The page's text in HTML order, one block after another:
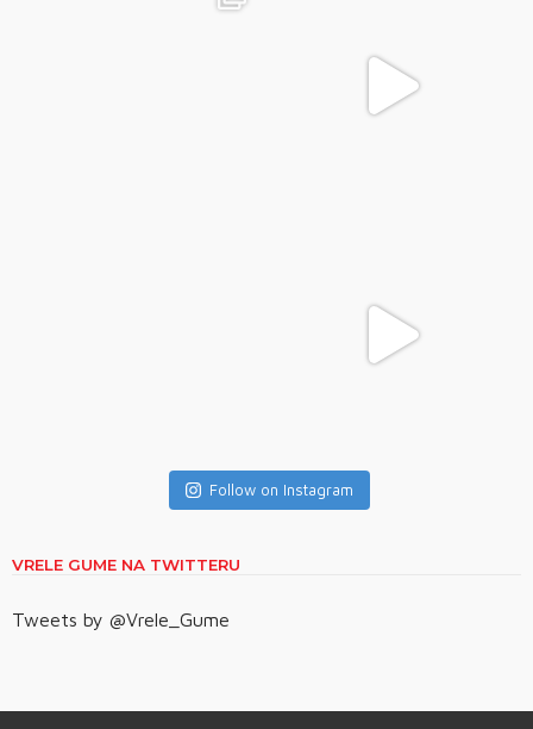
Follow on Instagram
VRELE GUME NA TWITTERU
Tweets by @Vrele_Gume